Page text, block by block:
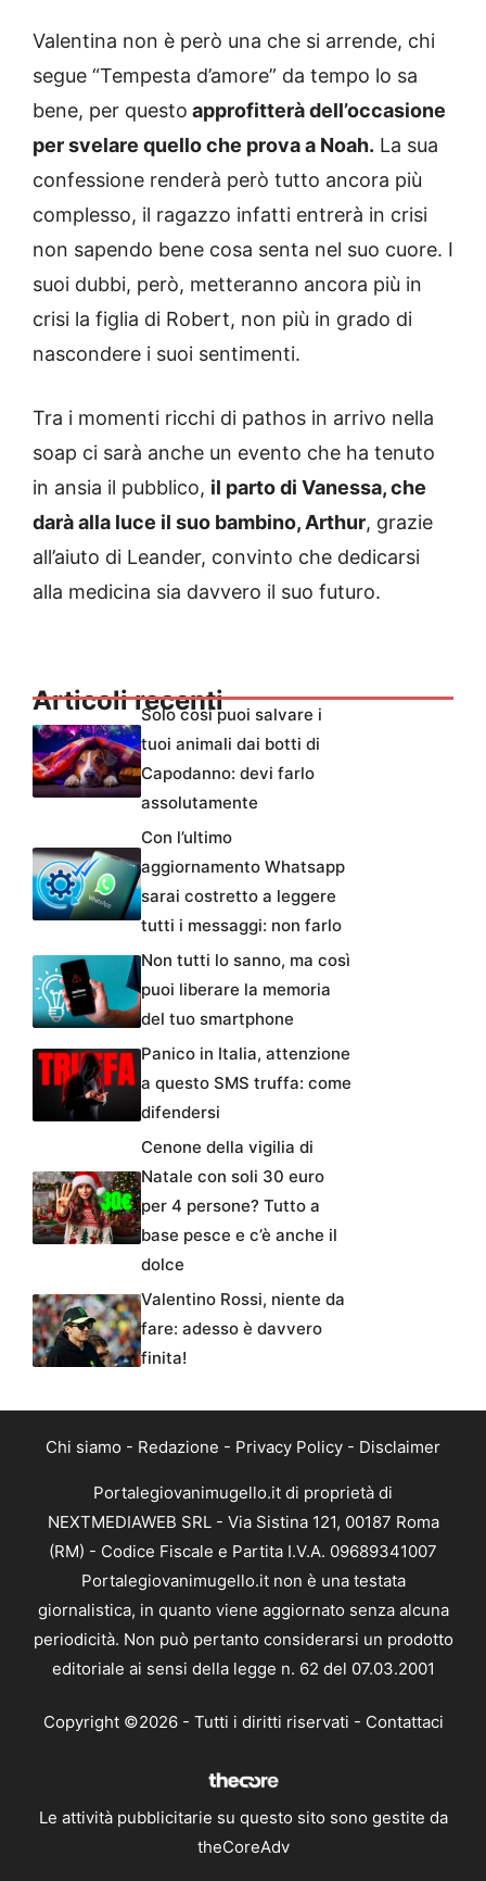
Valentina non è però una che si arrende, chi
segue “Tempesta d’amore” da tempo lo sa
bene, per questo approfitterà dell’occasione
per svelare quello che prova a Noah. La sua
confessione renderà però tutto ancora più
complesso, il ragazzo infatti entrerà in crisi
non sapendo bene cosa senta nel suo cuore. I
suoi dubbi, però, metteranno ancora più in
crisi la figlia di Robert, non più in grado di
nascondere i suoi sentimenti.
Tra i momenti ricchi di pathos in arrivo nella
soap ci sarà anche un evento che ha tenuto
in ansia il pubblico, il parto di Vanessa, che
darà alla luce il suo bambino, Arthur, grazie
all’aiuto di Leander, convinto che dedicarsi
alla medicina sia davvero il suo futuro.
Articoli recentiSolo così puoi salvare i
tuoi animali dai botti di
Capodanno: devi farlo
assolutamente
Con l’ultimo
aggiornamento Whatsapp
sarai costretto a leggere
tutti i messaggi: non farlo
Non tutti lo sanno, ma così
puoi liberare la memoria
del tuo smartphone
Panico in Italia, attenzione
a questo SMS truffa: come
difendersi
Cenone della vigilia di
Natale con soli 30 euro
per 4 persone? Tutto a
base pesce e c’è anche il
dolce
Valentino Rossi, niente da
fare: adesso è davvero
finita!
Chi siamo - Redazione - Privacy Policy - Disclaimer
Portalegiovanimugello.it di proprietà di
NEXTMEDIAWEB SRL - Via Sistina 121, 00187 Roma
(RM) - Codice Fiscale e Partita I.V.A. 09689341007
Portalegiovanimugello.it non è una testata
giornalistica, in quanto viene aggiornato senza alcuna
periodicità. Non può pertanto considerarsi un prodotto
editoriale ai sensi della legge n. 62 del 07.03.2001
Copyright ©2026 - Tutti i diritti riservati - Contattaci
Le attività pubblicitarie su questo sito sono gestite da
theCoreAdv